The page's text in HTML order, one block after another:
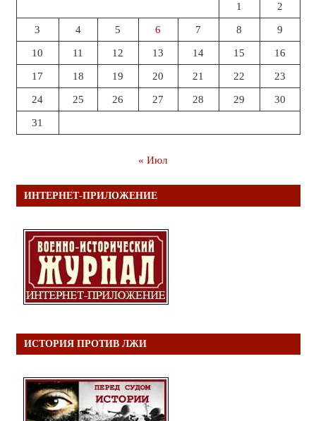
1 2
3 4 5 6 7 8 9
10 11 12 13 14 15 16
17 18 19 20 21 22 23
24 25 26 27 28 29 30
31
« Июл
ИНТЕРНЕТ-ПРИЛОЖЕНИЕ
ИСТОРИЯ ПРОТИВ ЛЖИ